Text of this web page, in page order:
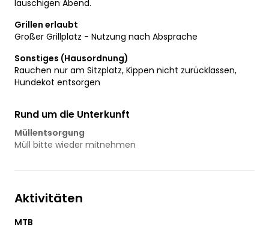
lauschigen Abend.
Grillen erlaubt
Großer Grillplatz - Nutzung nach Absprache
Sonstiges (Hausordnung)
Rauchen nur am Sitzplatz, Kippen nicht zurücklassen,
Hundekot entsorgen
Rund um die Unterkunft
Müllentsorgung
Müll bitte wieder mitnehmen
Aktivitäten
MTB